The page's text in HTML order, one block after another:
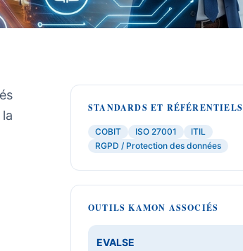
STANDARDS ET RÉFÉRENTIELS
COBIT ISO 27001
ITIL
RGPD / Protection des données
OUTILS KAMON ASSOCIÉS
EVALSE